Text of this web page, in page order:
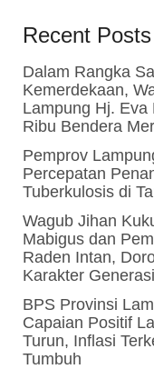
Recent Posts
Dalam Rangka
Kemerdekaan,
Lampung Hj. Eva
Ribu Bendera
Pemprov
Percepatan
Tuberkulosis di
Wagub Jihan
Mabigus dan
Raden Intan,
Karakter
BPS Provinsi
Capaian Positif
Turun, Inflasi
Tumbuh